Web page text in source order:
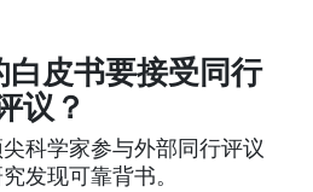
白皮书要接受同行
议？
科学家参与外部同行评议
发现可靠背书。